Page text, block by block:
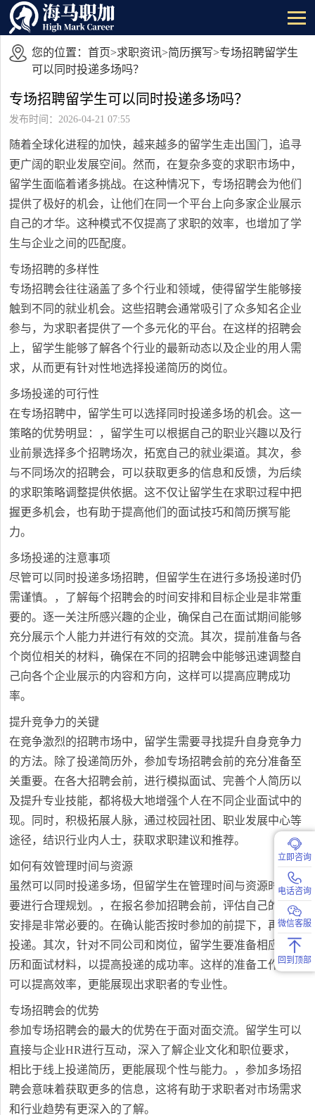
您的位置： 首页>求职资讯>简历撰写>专场招聘留学生
可以同时投递多场吗？
专场招聘留学生可以同时投递多场吗？
发布时间：2026-04-21 07:55
随着全球化进程的加快，越来越多的留学生走出国门，追寻
更广阔的职业发展空间。然而，在复杂多变的求职市场中，
留学生面临着诸多挑战。在这种情况下，专场招聘会为他们
提供了极好的机会，让他们在同一个平台上向多家企业展示
自己的才华。这种模式不仅提高了求职的效率，也增加了学
生与企业之间的匹配度。
专场招聘的多样性
专场招聘会往往涵盖了多个行业和领域，使得留学生能够接
触到不同的就业机会。这些招聘会通常吸引了众多知名企业
参与，为求职者提供了一个多元化的平台。在这样的招聘会
上，留学生能够了解各个行业的最新动态以及企业的用人需
求，从而更有针对性地选择投递简历的岗位。
多场投递的可行性
在专场招聘中，留学生可以选择同时投递多场的机会。这一
策略的优势明显：，留学生可以根据自己的职业兴趣以及行
业前景选择多个招聘场次，拓宽自己的就业渠道。其次，参
与不同场次的招聘会，可以获取更多的信息和反馈，为后续
的求职策略调整提供依据。这不仅让留学生在求职过程中把
握更多机会，也有助于提高他们的面试技巧和简历撰写能
力。
多场投递的注意事项
尽管可以同时投递多场招聘，但留学生在进行多场投递时仍
需谨慎。，了解每个招聘会的时间安排和目标企业是非常重
要的。逐一关注所感兴趣的企业，确保自己在面试期间能够
充分展示个人能力并进行有效的交流。其次，提前准备与各
个岗位相关的材料，确保在不同的招聘会中能够迅速调整自
己向各个企业展示的内容和方向，这样可以提高应聘成功
率。
提升竞争力的关键
在竞争激烈的招聘市场中，留学生需要寻找提升自身竞争力
的方法。除了投递简历外，参加专场招聘会前的充分准备至
关重要。在各大招聘会前，进行模拟面试、完善个人简历以
及提升专业技能，都将极大地增强个人在不同企业面试中的
现。同时，积极拓展人脉，通过校园社团、职业发展中心等
途径，结识行业内人士，获取求职建议和推荐。
如何有效管理时间与资源
虽然可以同时投递多场，但留学生在管理时间与资源时，需
要进行合理规划。，在报名参加招聘会前，评估自己的时间
安排是非常必要的。在确认能否按时参加的前提下，再进行
投递。其次，针对不同公司和岗位，留学生要准备相应的简
历和面试材料，以提高投递的成功率。这样的准备工作不仅
可以提高效率，更能展现出求职者的专业性。
专场招聘会的优势
参加专场招聘会的最大的优势在于面对面交流。留学生可以
直接与企业HR进行互动，深入了解企业文化和职位要求，
相比于线上投递简历，更能展现个性与能力。，参加多场招
聘会意味着获取更多的信息，这将有助于求职者对市场需求
和行业趋势有更深入的了解。
立即咨询
电话咨询
微信客服
回到顶部